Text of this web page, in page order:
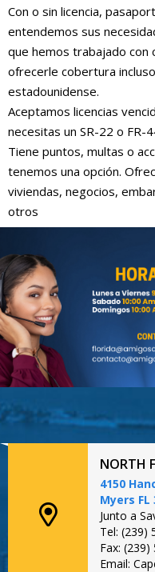
Con o sin licencia,
entendemos sus
que hemos trabajado con
ofrecerle cobertura
estadounidense.
Aceptamos licencias
necesitas un SR-22 o FR-
Tiene puntos, multas o
tenemos una opción.
viviendas, negocios,
otros
NORTH
4150
Myers FL
Junto a
Tel: (239)
Fax: (239)
Email: